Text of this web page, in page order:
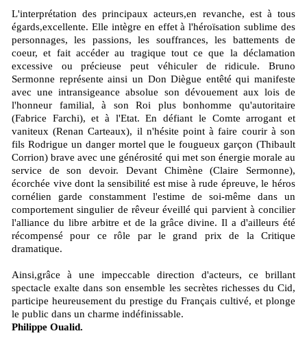
L'interprétation des principaux acteurs,en revanche, est à tous
égards,excellente. Elle intègre en effet à l'héroïsation sublime des
personnages, les passions, les souffrances, les battements de
coeur, et fait accéder au tragique tout ce que la déclamation
excessive ou précieuse peut véhiculer de ridicule. Bruno
Sermonne représente ainsi un Don Diègue entêté qui manifeste
avec une intransigeance absolue son dévouement aux lois de
l'honneur familial, à son Roi plus bonhomme qu'autoritaire
(Fabrice Farchi), et à l'Etat. En défiant le Comte arrogant et
vaniteux (Renan Carteaux), il n'hésite point à faire courir à son
fils Rodrigue un danger mortel que le fougueux garçon (Thibault
Corrion) brave avec une générosité qui met son énergie morale au
service de son devoir. Devant Chimène (Claire Sermonne),
écorchée vive dont la sensibilité est mise à rude épreuve, le héros
cornélien garde constamment l'estime de soi-même dans un
comportement singulier de rêveur éveillé qui parvient à concilier
l'alliance du libre arbitre et de la grâce divine. Il a d'ailleurs été
récompensé pour ce rôle par le grand prix de la Critique
dramatique.
Ainsi,grâce à une impeccable direction d'acteurs, ce brillant
spectacle exalte dans son ensemble les secrètes richesses du Cid,
participe heureusement du prestige du Français cultivé, et plonge
le public dans un charme indéfinissable.
Philippe Oualid.